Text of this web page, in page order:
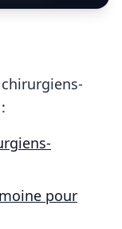
chirurgiens-
pour